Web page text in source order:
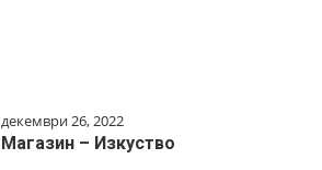
декември 26, 2022
Магазин – Изкуство